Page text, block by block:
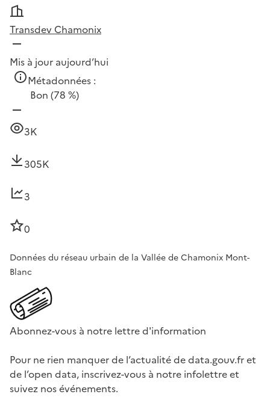
Transdev Chamonix
Mis à jour aujourd’hui
Métadonnées :
Bon (78 %)
3K
305K
3
0
Données du réseau urbain de la Vallée de Chamonix Mont-
Blanc
Abonnez-vous à notre lettre d'information
Pour ne rien manquer de l’actualité de data.gouv.fr et
de l’open data, inscrivez-vous à notre infolettre et
suivez nos événements.